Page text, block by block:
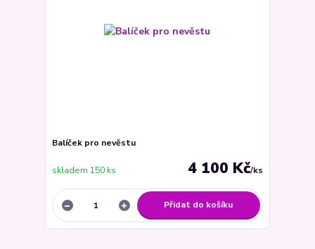
Balíček pro nevěstu
4 100 Kč/ks
skladem 150 ks
Přidat do košíku